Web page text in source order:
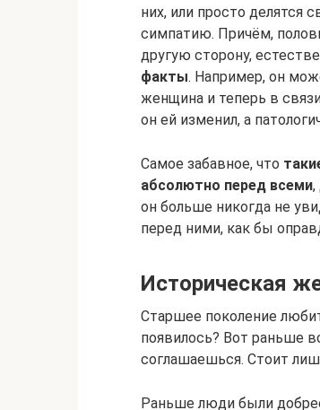
них, или просто делятся
симпатию. Причём,
другую сторону,
факты. Например, он
женщина и теперь в
он ей изменил, а
Самое забавное, что
абсолютно перед всеми,
он больше никогда не
перед ними, как бы
Историческая
Старшее поколение
появилось? Вот раньше
соглашаешься. Стоит
Раньше люди были